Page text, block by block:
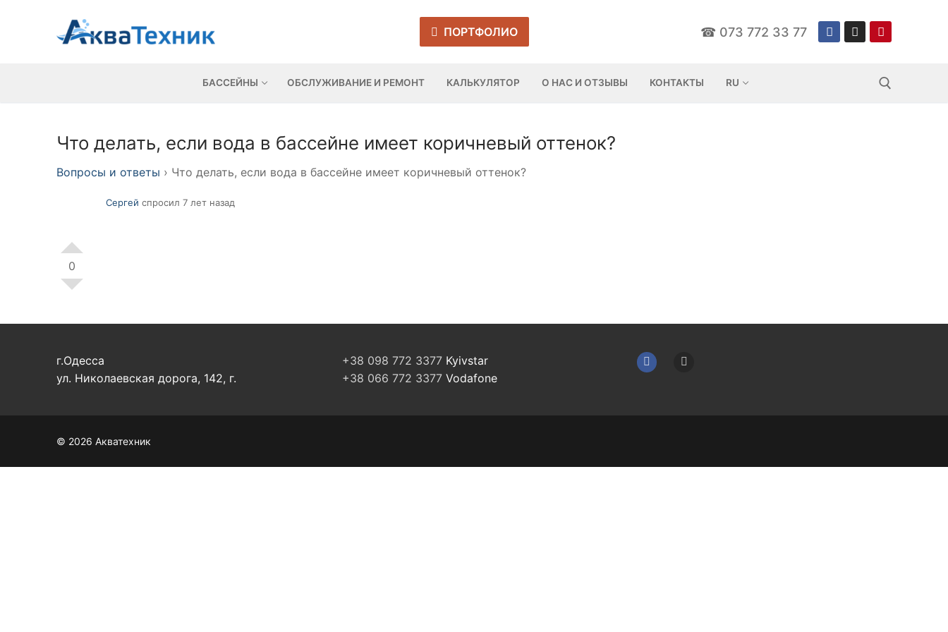
содержимому
ПОРТФОЛИО ☎ 073 772 33 77
БАССЕЙНЫ ОБСЛУЖИВАНИЕ И РЕМОНТ КАЛЬКУЛЯТОР О НАС И ОТЗЫВЫ КОНТАКТЫ RU
Что делать, если вода в бассейне имеет коричневый оттенок?
Вопросы и ответы › Что делать, если вода в бассейне имеет коричневый оттенок?
0
Сергей спросил 7 лет назад
г.Одесса
ул. Николаевская дорога, 142, г.
+38 098 772 3377 Kyivstar
+38 066 772 3377 Vodafone
© 2026 Акватехник